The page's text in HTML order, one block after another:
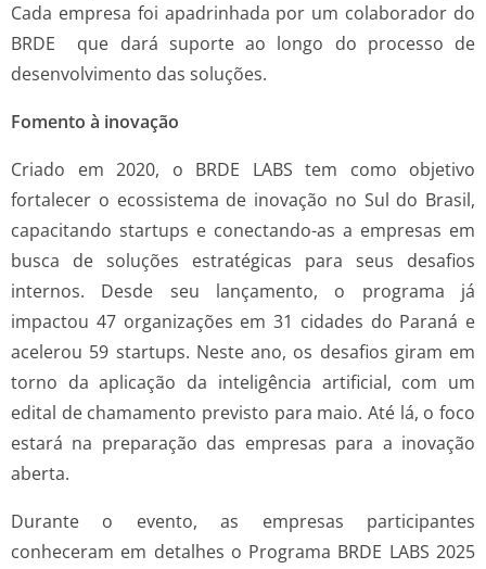
Cada empresa foi apadrinhada por um colaborador do
BRDE que dará suporte ao longo do processo de
desenvolvimento das soluções.
Fomento à inovação
Criado em 2020, o BRDE LABS tem como objetivo
fortalecer o ecossistema de inovação no Sul do Brasil,
capacitando startups e conectando-as a empresas em
busca de soluções estratégicas para seus desafios
internos. Desde seu lançamento, o programa já
impactou 47 organizações em 31 cidades do Paraná e
acelerou 59 startups. Neste ano, os desafios giram em
torno da aplicação da inteligência artificial, com um
edital de chamamento previsto para maio. Até lá, o foco
estará na preparação das empresas para a inovação
aberta.
Durante o evento, as empresas participantes
conheceram em detalhes o Programa BRDE LABS 2025